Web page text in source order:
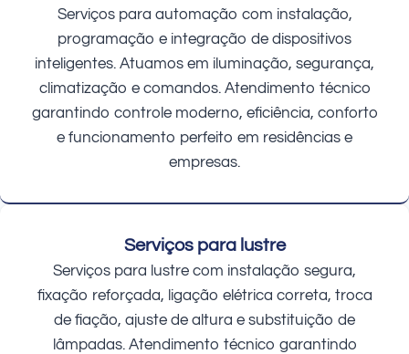
Serviços para automação com instalação,
programação e integração de dispositivos
inteligentes. Atuamos em iluminação, segurança,
climatização e comandos. Atendimento técnico
garantindo controle moderno, eficiência, conforto
e funcionamento perfeito em residências e
empresas.
Serviços para lustre
Serviços para lustre com instalação segura,
fixação reforçada, ligação elétrica correta, troca
de fiação, ajuste de altura e substituição de
lâmpadas. Atendimento técnico garantindo